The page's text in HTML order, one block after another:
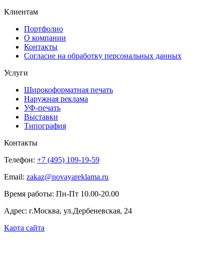
Клиентам
Портфолио
О компании
Контакты
Согласие на обработку персональных данных
Услуги
Широкоформатная печать
Наружная реклама
УФ-печать
Выставки
Типография
Контакты
Телефон: +7 (495) 109-19-59
Email: zakaz@novayareklama.ru
Время работы: Пн-Пт 10.00-20.00
Адрес: г.Москва, ул.Дербеневская, 24
Карта сайта